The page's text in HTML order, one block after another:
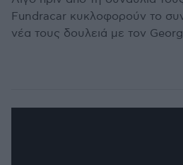
Fundracar κυκλοφορούν το
νέα τους δουλειά με τον